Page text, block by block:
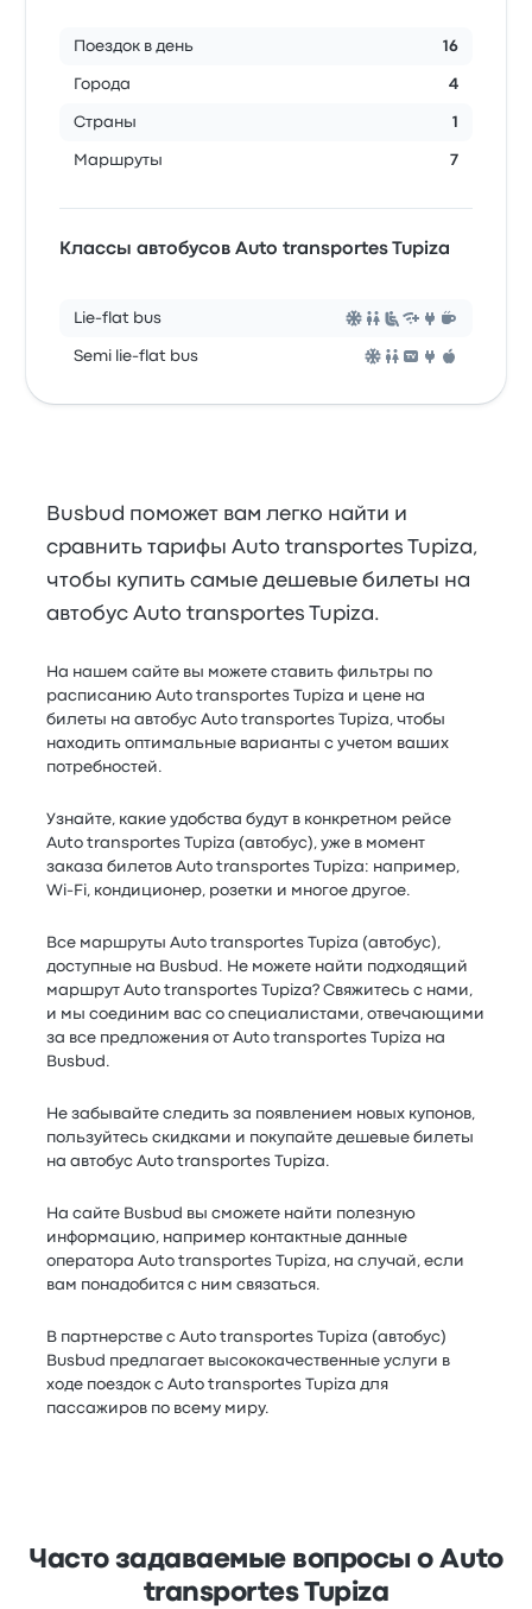
Поездок в день 16
Города 4
Страны 1
Маршруты 7
Классы автобусов Auto transportes Tupiza
Lie-flat bus
Semi lie-flat bus
Busbud поможет вам легко найти и
сравнить тарифы Auto transportes Tupiza,
чтобы купить самые дешевые билеты на
автобус Auto transportes Tupiza.
На нашем сайте вы можете ставить фильтры по
расписанию Auto transportes Tupiza и цене на
билеты на автобус Auto transportes Tupiza, чтобы
находить оптимальные варианты с учетом ваших
потребностей.
Узнайте, какие удобства будут в конкретном рейсе
Auto transportes Tupiza (автобус), уже в момент
заказа билетов Auto transportes Tupiza: например,
Wi-Fi, кондиционер, розетки и многое другое.
Все маршруты Auto transportes Tupiza (автобус),
доступные на Busbud. Не можете найти подходящий
маршрут Auto transportes Tupiza? Свяжитесь с нами,
и мы соединим вас со специалистами, отвечающими
за все предложения от Auto transportes Tupiza на
Busbud.
Не забывайте следить за появлением новых купонов,
пользуйтесь скидками и покупайте дешевые билеты
на автобус Auto transportes Tupiza.
На сайте Busbud вы сможете найти полезную
информацию, например контактные данные
оператора Auto transportes Tupiza, на случай, если
вам понадобится с ним связаться.
В партнерстве с Auto transportes Tupiza (автобус)
Busbud предлагает высококачественные услуги в
ходе поездок с Auto transportes Tupiza для
пассажиров по всему миру.
Часто задаваемые вопросы о Auto
transportes Tupiza